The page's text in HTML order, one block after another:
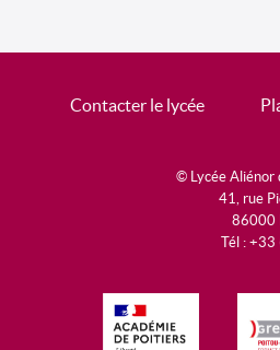
Contacter le lycée
© Lycée
41, rue
86000
Tél :